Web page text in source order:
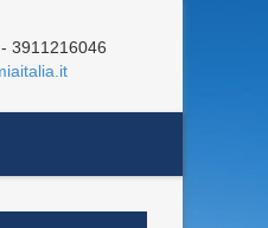
3911216046